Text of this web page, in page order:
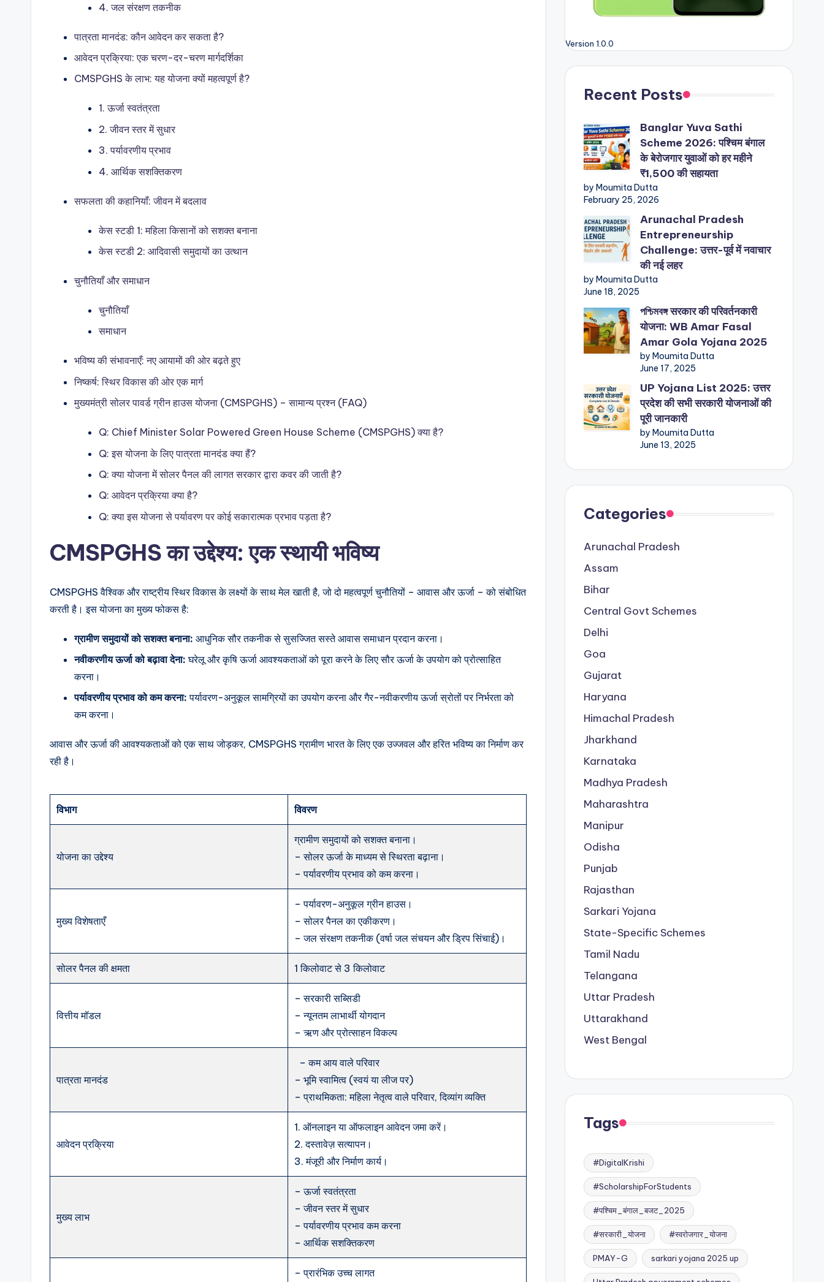
4. जल संरक्षण तकनीक
पात्रता मानदंड: कौन आवेदन कर सकता है?
आवेदन प्रक्रिया: एक चरण-दर-चरण मार्गदर्शिका
CMSPGHS के लाभ: यह योजना क्यों महत्वपूर्ण है?
1. ऊर्जा स्वतंत्रता
2. जीवन स्तर में सुधार
3. पर्यावरणीय प्रभाव
4. आर्थिक सशक्तिकरण
सफलता की कहानियाँ: जीवन में बदलाव
केस स्टडी 1: महिला किसानों को सशक्त बनाना
केस स्टडी 2: आदिवासी समुदायों का उत्थान
चुनौतियाँ और समाधान
चुनौतियाँ
समाधान
भविष्य की संभावनाएँ: नए आयामों की ओर बढ़ते हुए
निष्कर्ष: स्थिर विकास की ओर एक मार्ग
मुख्यमंत्री सोलर पावर्ड ग्रीन हाउस योजना (CMSPGHS) – सामान्य प्रश्न (FAQ)
Q: Chief Minister Solar Powered Green House Scheme (CMSPGHS) क्या है?
Q: इस योजना के लिए पात्रता मानदंड क्या हैं?
Q: क्या योजना में सोलर पैनल की लागत सरकार द्वारा कवर की जाती है?
Q: आवेदन प्रक्रिया क्या है?
Q: क्या इस योजना से पर्यावरण पर कोई सकारात्मक प्रभाव पड़ता है?
CMSPGHS का उद्देश्य: एक स्थायी भविष्य
CMSPGHS वैश्विक और राष्ट्रीय स्थिर विकास के लक्ष्यों के साथ मेल खाती है, जो दो महत्वपूर्ण चुनौतियों – आवास और ऊर्जा – को संबोधित
करती है। इस योजना का मुख्य फोकस है:
ग्रामीणसमुदायोंकोसशक्तबनाना: आधुनिक सौर तकनीक से सुसज्जित सस्ते आवास समाधान प्रदान करना।
नवीकरणीयऊर्जाकोबढ़ावादेना: घरेलू और कृषि ऊर्जा आवश्यकताओं को पूरा करने के लिए सौर ऊर्जा के उपयोग को प्रोत्साहित
करना।
पर्यावरणीयप्रभावकोकमकरना: पर्यावरण-अनुकूल सामग्रियों का उपयोग करना और गैर-नवीकरणीय ऊर्जा स्रोतों पर निर्भरता को
कम करना।
आवास और ऊर्जा की आवश्यकताओं को एक साथ जोड़कर, CMSPGHS ग्रामीण भारत के लिए एक उज्जवल और हरित भविष्य का निर्माण कर
रही है।
विभाग विवरण
योजना का उद्देश्य
ग्रामीण समुदायों को सशक्त बनाना।
– सोलर ऊर्जा के माध्यम से स्थिरता बढ़ाना।
– पर्यावरणीय प्रभाव को कम करना।
मुख्य विशेषताएँ
– पर्यावरण-अनुकूल ग्रीन हाउस।
– सोलर पैनल का एकीकरण।
– जल संरक्षण तकनीक (वर्षा जल संचयन और ड्रिप सिंचाई)।
सोलर पैनल की क्षमता 1 किलोवाट से 3 किलोवाट
वित्तीय मॉडल
– सरकारी सब्सिडी
– न्यूनतम लाभार्थी योगदान
– ऋण और प्रोत्साहन विकल्प
पात्रता मानदंड
– कम आय वाले परिवार
– भूमि स्वामित्व (स्वयं या लीज पर)
– प्राथमिकता: महिला नेतृत्व वाले परिवार, दिव्यांग व्यक्ति
आवेदन प्रक्रिया
1. ऑनलाइन या ऑफलाइन आवेदन जमा करें।
2. दस्तावेज़ सत्यापन।
3. मंजूरी और निर्माण कार्य।
मुख्य लाभ
– ऊर्जा स्वतंत्रता
– जीवन स्तर में सुधार
– पर्यावरणीय प्रभाव कम करना
– आर्थिक सशक्तिकरण
– प्रारंभिक उच्च लागत
Version 1.0.0
Recent Posts
Banglar Yuva Sathi
Scheme 2026: पश्चिम बंगाल
के बेरोजगार युवाओं को हर महीने
₹1,500 की सहायता
by Moumita Dutta
February 25, 2026
Arunachal Pradesh
Entrepreneurship
Challenge: उत्तर-पूर्व में नवाचार
की नई लहर
by Moumita Dutta
June 18, 2025
পশ্চিমবঙ্গ सरकार की परिवर्तनकारी
योजना: WB Amar Fasal
Amar Gola Yojana 2025
by Moumita Dutta
June 17, 2025
UP Yojana List 2025: उत्तर
प्रदेश की सभी सरकारी योजनाओं की
पूरी जानकारी
by Moumita Dutta
June 13, 2025
Categories
Arunachal Pradesh
Assam
Bihar
Central Govt Schemes
Delhi
Goa
Gujarat
Haryana
Himachal Pradesh
Jharkhand
Karnataka
Madhya Pradesh
Maharashtra
Manipur
Odisha
Punjab
Rajasthan
Sarkari Yojana
State-Specific Schemes
Tamil Nadu
Telangana
Uttar Pradesh
Uttarakhand
West Bengal
Tags
#DigitalKrishi
#ScholarshipForStudents
#पश्चिम_बंगाल_बजट_2025
#सरकारी_योजना #स्वरोजगार_योजना
PMAY-G sarkari yojana 2025 up